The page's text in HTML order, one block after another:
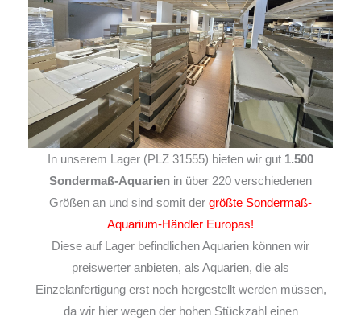
In unserem Lager (PLZ 31555) bieten wir gut 1.500
Sondermaß-Aquarien in über 220 verschiedenen
Größen an und sind somit der größte Sondermaß-
Aquarium-Händler Europas!
Diese auf Lager befindlichen Aquarien können wir
preiswerter anbieten, als Aquarien, die als
Einzelanfertigung erst noch hergestellt werden müssen,
da wir hier wegen der hohen Stückzahl einen